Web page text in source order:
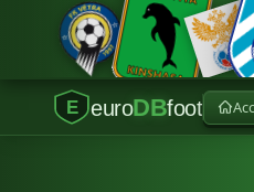
E euroDBfoot